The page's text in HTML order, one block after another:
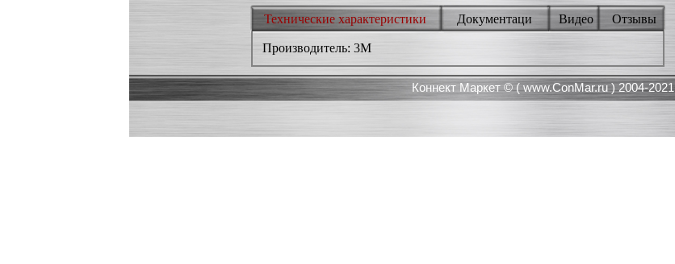
Технические характеристики Документаци Видео Отзывы
Производитель: 3M
Коннект Маркет © (www.ConMar.ru) 2004-2021